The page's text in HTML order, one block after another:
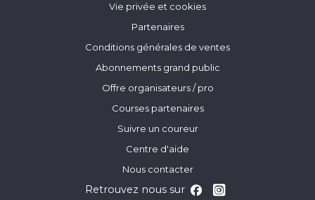
Vie privée et cookies
Partenaires
Conditions générales de ventes
Abonnements grand public
Offre organisateurs / pro
Courses partenaires
Suivre un coureur
Centre d'aide
Nous contacter
Retrouvez nous sur